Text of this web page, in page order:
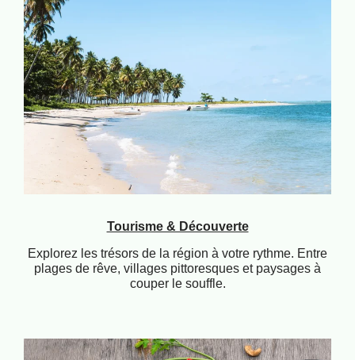
Tourisme & Découverte
Explorez les trésors de la région à votre rythme. Entre
plages de rêve, villages pittoresques et paysages à
couper le souffle.